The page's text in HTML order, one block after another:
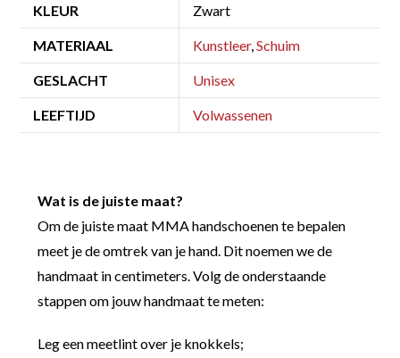
KLEUR Zwart
MATERIAAL Kunstleer,Schuim
GESLACHT Unisex
LEEFTIJD Volwassenen
Wat is de juiste maat?
Om de juiste maat MMA handschoenen te bepalen
meet je de omtrek van je hand. Dit noemen we de
handmaat in centimeters. Volg de onderstaande
stappen om jouw handmaat te meten:
Leg een meetlint over je knokkels;